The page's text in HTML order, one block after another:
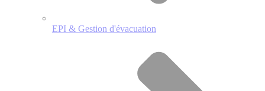
EPI & Gestion d'évacuation